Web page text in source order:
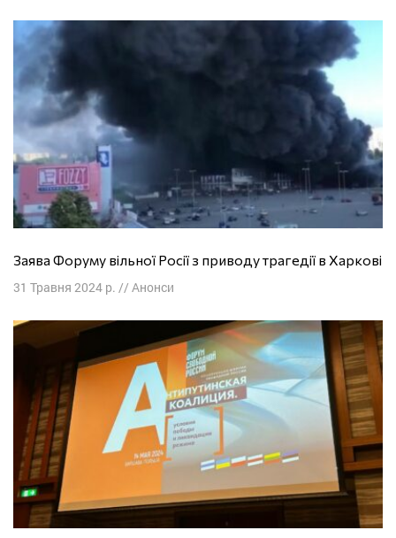
Заява Форуму вільної Росії з приводу трагедії в Харкові
31 Травня 2024 р. // Анонси